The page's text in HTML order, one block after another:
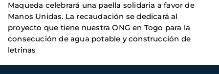
Maqueda celebrará una paella solidaria a favor de
Manos Unidas. La recaudación se dedicará al
proyecto que tiene nuestra ONG en Togo para la
consecución de agua potable y construcción de
letrinas